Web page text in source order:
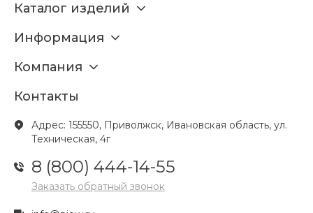
Каталог изделий
Информация
Компания
Контакты
Адрес: 155550, Приволжск, Ивановская область, ул.
Техническая, 4г
8 (800) 444-14-55
Заказать обратный звонок